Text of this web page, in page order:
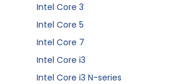
Intel Core 3
Intel Core 5
Intel Core 7
Intel Core i3
Intel Core i3 N-series